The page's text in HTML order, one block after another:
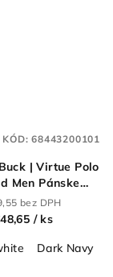
| Virtue Polo
Men Pánske
polo
bez DPH
/ ks
Dark Navy
KÓD:68443200101